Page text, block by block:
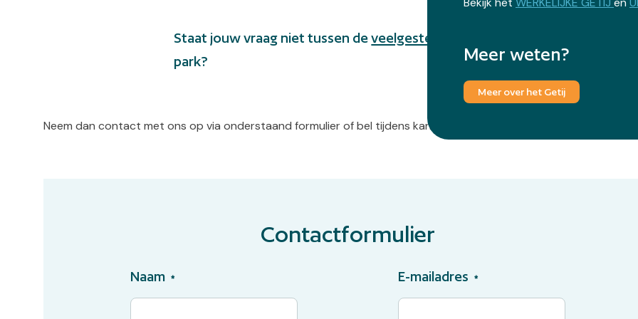
Staat jouw vraag niet tussen deveelgestelde vragen
park?
Neem dan contact met ons op via onderstaand formulier of bel tijdens kantooruren naar 0113 – 211 675.
Contactformulier
Naam * E-mailadres *
Meer weten?
Meer over het Getij